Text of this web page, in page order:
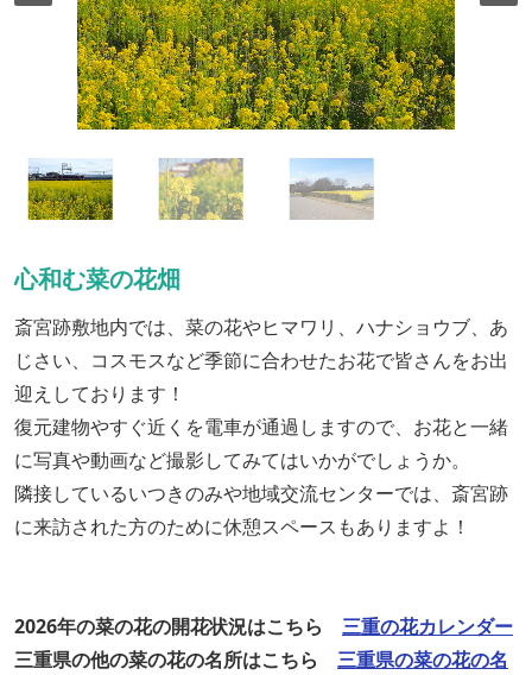
心和む菜の花畑
斎宮跡敷地内では、菜の花やヒマワリ、ハナショウブ、あ
じさい、コスモスなど季節に合わせたお花で皆さんをお出
迎えしております！
復元建物やすぐ近くを電車が通過しますので、お花と一緒
に写真や動画など撮影してみてはいかがでしょうか。
隣接しているいつきのみや地域交流センターでは、斎宮跡
に来訪された方のために休憩スペースもありますよ！
2026年の菜の花の開花状況はこちら 三重の花カレンダー
三重県の他の菜の花の名所はこちら 三重県の菜の花の名